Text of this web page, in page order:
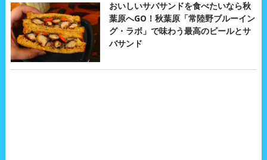
おいしいサバサンドを食べたいなら秋
葉原へGO！秋葉原「常陸野ブルーイン
グ・ラボ」で味わう最高のビールとサ
バサンド